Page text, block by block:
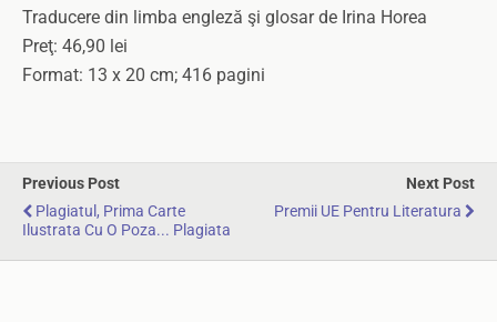
Traducere din limba engleză şi glosar de Irina Horea
Preţ: 46,90 lei
Format: 13 x 20 cm; 416 pagini
Previous Post
Plagiatul, Prima Carte
Ilustrata Cu O Poza... Plagiata
Next Post
Premii UE Pentru Literatura